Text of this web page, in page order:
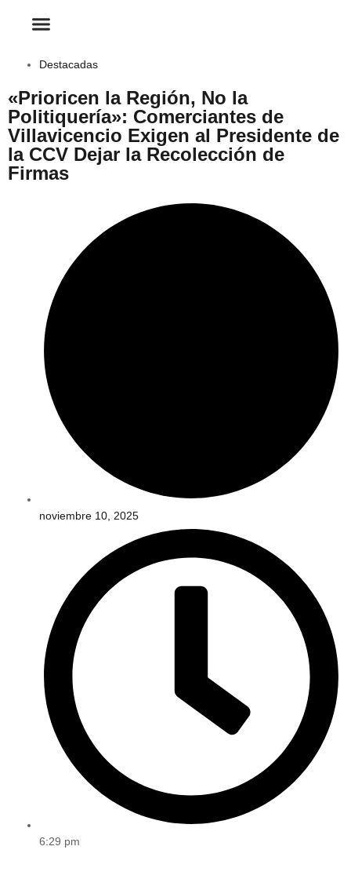
Destacadas
«Prioricen la Región, No la
Politiquería»: Comerciantes de
Villavicencio Exigen al Presidente de
la CCV Dejar la Recolección de
Firmas
noviembre 10, 2025
6:29 pm